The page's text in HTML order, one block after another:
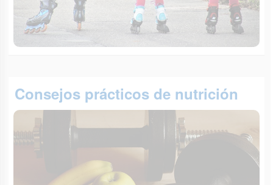
Consejos prácticos de nutrición